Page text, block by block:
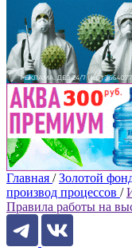
Главная / Золотой
производ процессов /
Правила работы на